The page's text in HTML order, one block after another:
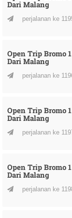
Dari Malang
perjalanan ke
Open Trip Bromo
Dari Malang
perjalanan ke
Open Trip Bromo
Dari Malang
perjalanan ke
Open Trip Bromo
Dari Malang
perjalanan ke